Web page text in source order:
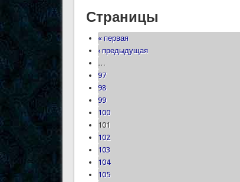
Страницы
« первая
‹ предыдущая
…
97
98
99
100
101
102
103
104
105